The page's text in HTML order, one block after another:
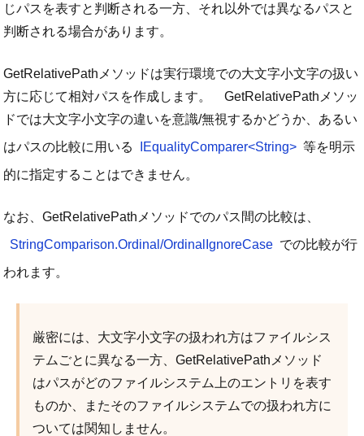
じパスを表すと判断される一方、それ以外では異なるパスと
判断される場合があります。
GetRelativePathメソッドは実行環境での大文字小文字の扱い
方に応じて相対パスを作成します。 GetRelativePathメソッ
ドでは大文字小文字の違いを意識/無視するかどうか、あるい
はパスの比較に用いる
IEqualityComparer<String> 等を明示
的に指定することはできません。
なお、GetRelativePathメソッドでのパス間の比較は、
StringComparison.Ordinal/OrdinalIgnoreCase での比較が行
われます。
厳密には、大文字小文字の扱われ方はファイルシス
テムごとに異なる一方、GetRelativePathメソッド
はパスがどのファイルシステム上のエントリを表す
ものか、またそのファイルシステムでの扱われ方に
ついては関知しません。